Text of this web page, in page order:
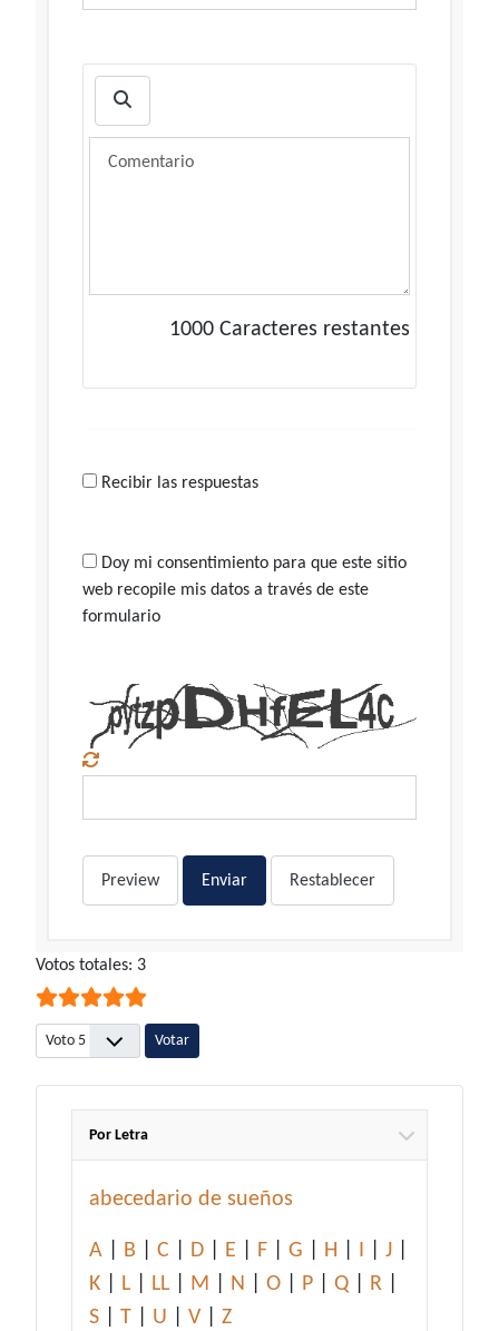
1000 Caracteres restantes
Recibir las respuestas
Doy mi consentimiento para que este sitio
web recopile mis datos a través de este
formulario
Preview Enviar Restablecer
Ratio:5/5
Votos totales: 3
Por favor, vote
Por Letra
abecedario de sueños
A B C D E F G H I J
K
L LL M N O P Q R
S
T U V Z